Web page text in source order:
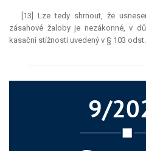
[13] Lze tedy shrnout, že
zásahové žaloby je nezákonné, v
kasační stížnosti uvedený v § 103